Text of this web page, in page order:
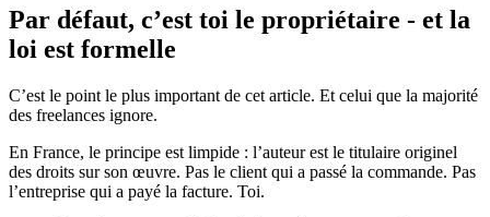
Par défaut, c’est toi le propriétaire - et la
loi est formelle
C’est le point le plus important de cet article. Et celui que la majorité
des freelances ignore.
En France, le principe est limpide : l’auteur est le titulaire originel
des droits sur son œuvre. Pas le client qui a passé la commande. Pas
l’entreprise qui a payé la facture. Toi.